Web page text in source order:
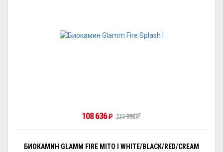
108 636 ₽ 111 996₽
БИОКАМИН GLAMM FIRE MITO I WHITE/BLACK/RED/CREAM